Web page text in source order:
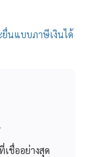
ยื่นแบบภาษีเงินได้
ชื่ออย่างสุด